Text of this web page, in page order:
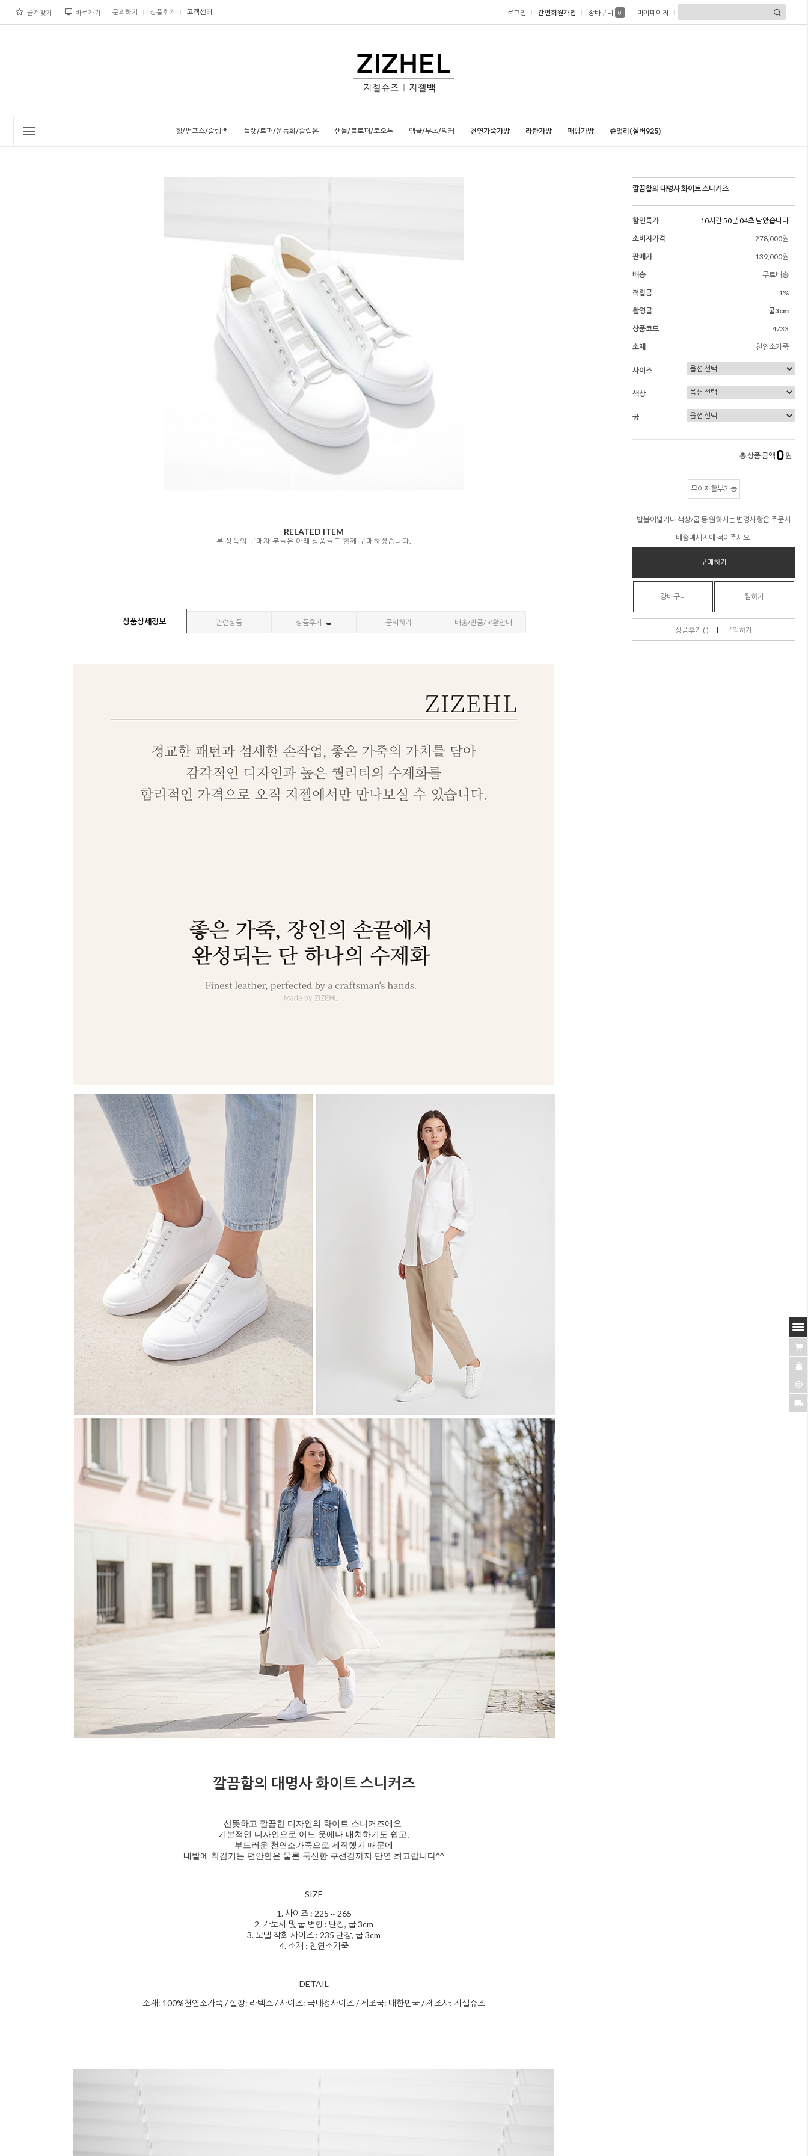
즐겨찾기 바로가기 문의하기 상품후기 고객센터 로그인 간편회원가입 장바구니 0 마이페이지
힐/펌프스/슬링백 플랫/로퍼/운동화/슬립온 샌들/블로퍼/토오픈 앵클/부츠/워커 천연가죽가방 라탄가방 패딩가방 쥬얼리(실버925)
RELATED ITEM
본 상품의 구매자 분들은 아래 상품들도 함께 구매하셨습니다.
상품상세정보 관련상품 상품후기 문의하기 배송/반품/교환안내
깔끔함의 대명사 화이트 스니커즈
산뜻하고 깔끔한 디자인의 화이트 스니커즈에요.
기본적인 디자인으로 어느 옷에나 매치하기도 쉽고,
부드러운 천연소가죽으로 제작했기 때문에
내발에 착감기는 편안함은 물론 푹신한 쿠션감까지 단연 최고랍니다^^
SIZE
1. 사이즈 : 225 ~ 265
2. 가보시 및 굽 변형 : 단창, 굽 3cm
3. 모델 착화 사이즈 : 235 단창, 굽 3cm
4. 소재 : 천연소가죽
DETAIL
소재: 100%천연소가죽 / 깔창: 라텍스 / 사이즈: 국내정사이즈 / 제조국: 대한민국 / 제조사: 지젤슈즈
깔끔함의 대명사 화이트 스니커즈
할인특가
10시간 50분 02초 남았습니다
소비자가격
278,000원
판매가
139,000원
배송
무료배송
적립금
1%
촬영굽
굽3cm
상품코드
4733
소재
천연소가죽
사이즈
색상
굽
총 상품 금액 0 원
무이자할부가능
발볼이넓거나 색상/굽 등 원하시는 변경사항은 주문시
배송메세지에 적어주세요.
구매하기
장바구니 찜하기
상품후기 ( ) | 문의하기